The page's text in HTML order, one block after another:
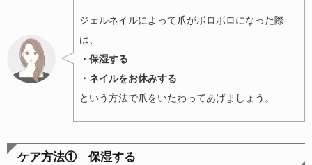
ジェルネイルによって爪がボロボロになった際
は、
・保湿する
・ネイルをお休みする
という方法で爪をいたわってあげましょう。
ケア方法① 保湿する